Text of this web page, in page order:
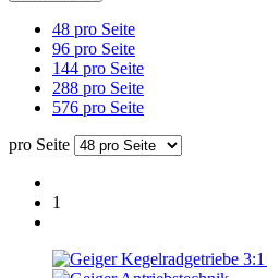
48 pro Seite
96 pro Seite
144 pro Seite
288 pro Seite
576 pro Seite
pro Seite
1